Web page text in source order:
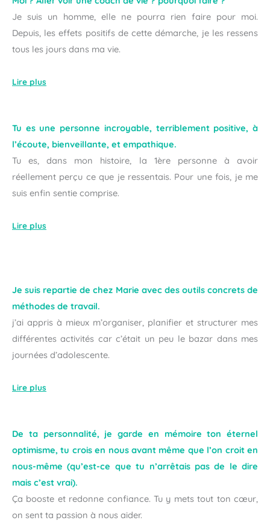
Je suis un homme, elle ne pourra rien faire pour moi.
Depuis, les effets positifs de cette démarche, je les ressens
tous les jours dans ma vie.
Lire plus
Tu es une personne incroyable, terriblement positive, à
l’écoute, bienveillante, et empathique.
Tu es, dans mon histoire, la 1ère personne à avoir
réellement perçu ce que je ressentais. Pour une fois, je me
suis enfin sentie comprise.
Lire plus
Je suis repartie de chez Marie avec des outils concrets de
méthodes de travail.
j’ai appris à mieux m’organiser, planifier et structurer mes
différentes activités car c’était un peu le bazar dans mes
journées d’adolescente.
Lire plus
De ta personnalité, je garde en mémoire ton éternel
optimisme, tu crois en nous avant même que l’on croit en
nous-même (qu’est-ce que tu n’arrêtais pas de le dire
mais c’est vrai).
Ça booste et redonne confiance. Tu y mets tout ton cœur,
on sent ta passion à nous aider.